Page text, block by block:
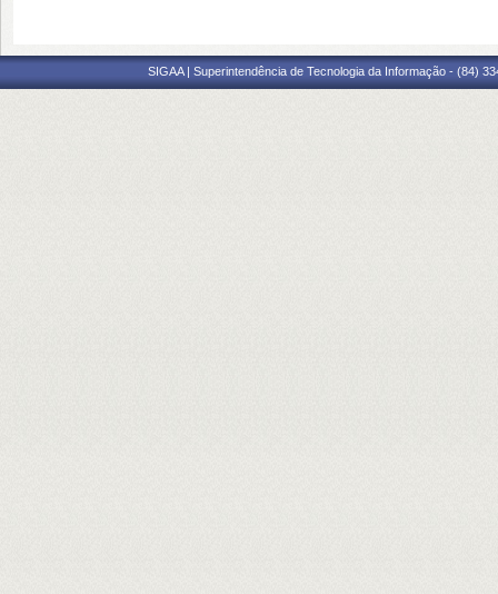
SIGAA | Superintendência de Tecnologia da Informação - (84)